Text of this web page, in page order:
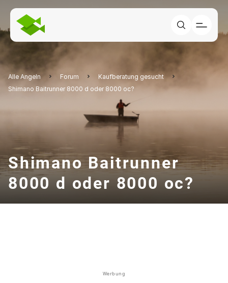
Alle Angeln Forum
Kaufberatung gesucht
Shimano Baitrunner 8000 d oder 8000 oc?
Shimano Baitrunner
8000 d oder 8000 oc?
Werbung